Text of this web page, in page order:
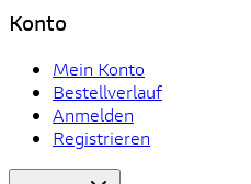
Konto
Mein Konto
Bestellverlauf
Anmelden
Registrieren